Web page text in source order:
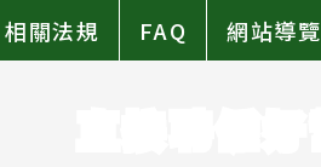
相關法規 FAQ 網站導覽